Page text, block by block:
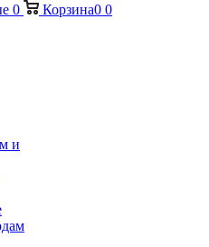
0 Корзина0 0
и